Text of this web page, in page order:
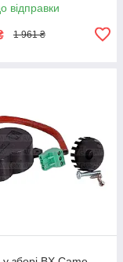
відправки
1 961 ₴